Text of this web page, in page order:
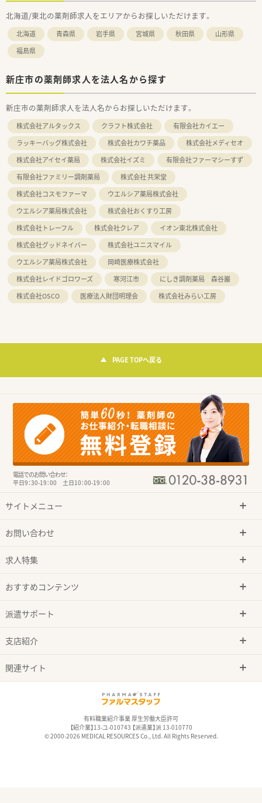
北海道/東北の薬剤師求人をエリアからお探しいただけます。
北海道 青森県 岩手県 宮城県 秋田県
山形県
福島県
新庄市の薬剤師求人を法人名から探す
新庄市の薬剤師求人を法人名からお探しいただけます。
株式会社アルタックス クラフト株式会社
有限会社カイエー
ラッキーバッグ株式会社
株式会社カワチ薬品
株式会社メディセオ
株式会社アイセイ薬局
株式会社イズミ
有限会社ファーマシーすず
有限会社ファミリー調剤薬局
株式会社 共栄堂
株式会社コスモファーマ
ウエルシア薬局株式会社
ウエルシア薬局株式会社
株式会社おくすり工房
株式会社トレーフル
株式会社クレア
イオン東北株式会社
株式会社グッドネイバー
株式会社ユニスマイル
ウエルシア薬局株式会社
岡崎医療株式会社
株式会社レイドゴロワーズ
寒河江市
にしき調剤薬局 森谷巖
株式会社OSCO
医療法人財団明理会 株式会社みらい工房
PAGE TOPへ戻る
電話でのお問い合わせ：
平日9：30-19：00 土日10：00-19：00
サイトメニュー
お問い合わせ
求人特集
おすすめコンテンツ
派遣サポート
支店紹介
関連サイト
有料職業紹介事業 厚生労働大臣許可
【紹介業】13-ユ-010743 【派遣業】派 13-010770
© 2000-2026 MEDICAL RESOURCES Co., Ltd. All Rights Reserved.